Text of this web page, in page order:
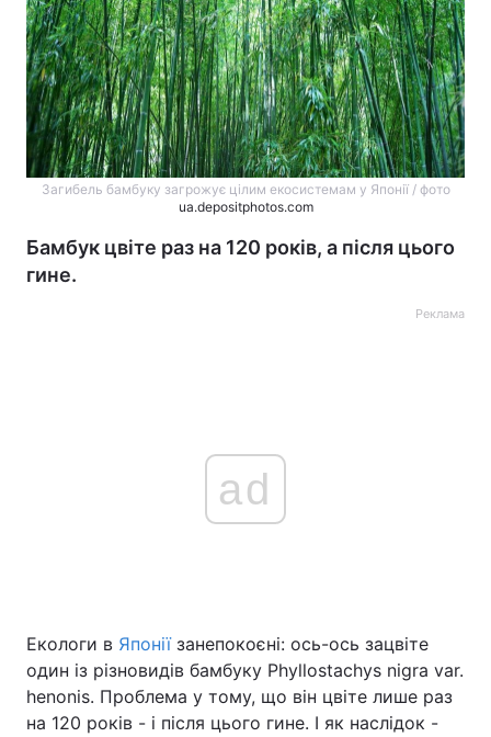
Загибель бамбуку загрожує цілим екосистемам у Японії / фото
ua.depositphotos.com
Бамбук цвіте раз на 120 років, а після цього
гине.
Реклама
ad
Екологи в Японіїзанепокоєні: ось-ось зацвіте
один із різновидів бамбуку Phyllostachys nigra var.
henonis. Проблема у тому, що він цвіте лише раз
на 120 років - і після цього гине. І як наслідок -